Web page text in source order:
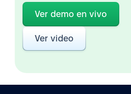
Ver demo en vivo
Ver video